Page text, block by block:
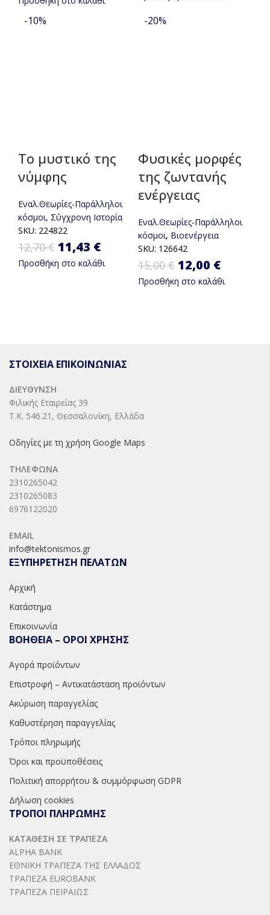
10,49 €.
-10%
Το μυστικό της
νύμφης
Εναλ.Θεωρίες-Παράλληλοι
κόσμοι, Σύγχρονη Ιστορία
SKU: 224822
12,70€ Original price was: 12,70 €.
11,43 € Η τρέχουσα τιμή είναι:
11,43 €.
Προσθήκη στο καλάθι
-20%
Φυσικές μορφές
της ζωντανής
ενέργειας
Εναλ.Θεωρίες-Παράλληλοι
κόσμοι, Βιοενέργεια
SKU: 126642
15,00€ Original
price was:
12,00 €
Προσθήκη στο καλάθι
ΣΤΟΙΧΕΙΑ ΕΠΙΚΟΙΝΩΝΙΑΣ
ΔΙΕΥΘΥΝΣΗ
Φιλικής Εταιρείας 39
Τ.Κ. 546.21, Θεσσαλονίκη, Ελλάδα
Οδηγίες με τη χρήση Google Maps
ΤΗΛΕΦΩΝΑ
2310265042
2310265083
6976122020
EMAIL
info@tektonismos.gr
ΕΞΥΠΗΡΕΤΗΣΗ ΠΕΛΑΤΩΝ
Αρχική
Κατάστημα
Επικοινωνία
ΒΟΗΘΕΙΑ – ΟΡΟΙ ΧΡΗΣΗΣ
Αγορά προϊόντων
Επιστροφή – Αντικατάσταση προϊόντων
Ακύρωση παραγγελίας
Καθυστέρηση παραγγελίας
Τρόποι πληρωμής
Όροι και προϋποθέσεις
Πολιτική απορρήτου & συμμόρφωση GDPR
Δήλωση cookies
ΤΡΟΠΟΙ ΠΛΗΡΩΜΗΣ
ΚΑΤΑΘΕΣΗ ΣΕ ΤΡΑΠΕΖΑ
ALPHA BANK
ΕΘΝΙΚΗ ΤΡΑΠΕΖΑ ΤΗΣ ΕΛΛΑΔΟΣ
ΤΡΑΠΕΖΑ EUROBANK
ΤΡΑΠΕΖΑ ΠΕΙΡΑΙΩΣ